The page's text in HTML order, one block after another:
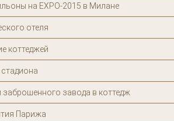
на EXPO-2015 в Милане
отеля
коттеджей
заброшенного завода в коттедж
Парижа